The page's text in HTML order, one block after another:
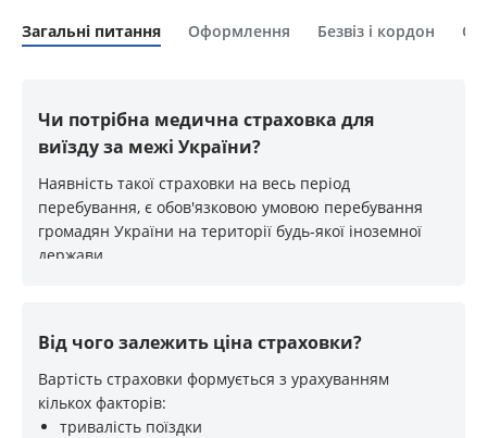
Загальні питання Оформлення Безвіз і кордон
Чи потрібна медична страховка для
виїзду за межі України?
Наявність такої страховки на весь період
перебування, є обов'язковою умовою перебування
громадян України на території будь-якої іноземної
держави
Від чого залежить ціна страховки?
Вартість страховки формується з урахуванням
кількох факторів:
тривалість поїздки